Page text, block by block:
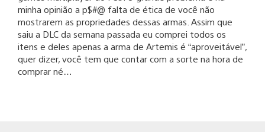
minha opinião a p$#@ falta de ética de você não
mostrarem as propriedades dessas armas. Assim que
saiu a DLC da semana passada eu comprei todos os
itens e deles apenas a arma de Artemis é “aproveitável”,
quer dizer, você tem que contar com a sorte na hora de
comprar né…